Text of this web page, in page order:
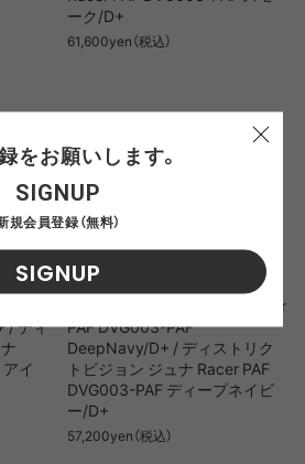
ーク/D+
61,600yen（税込）
/ ディ
イ
DISTRICT VISION Junya Racer
PAF DVG003-PAF
DeepNavy/D+ / ディストリク
トビジョン ジュナ Racer PAF
DVG003-PAF ディープネイビ
ー/D+
57,200yen（税込）
をお願いします。
SIGNUP
規会員登録（無料）
SIGNUP